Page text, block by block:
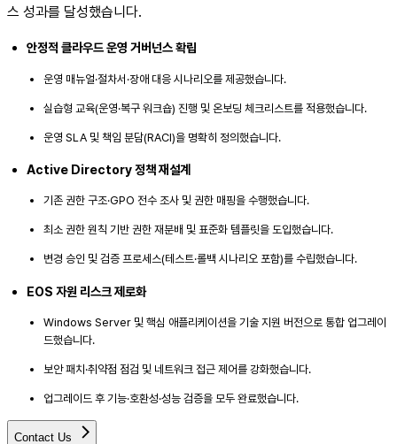
스 성과를 달성했습니다.
안정적 클라우드 운영 거버넌스 확립
운영 매뉴얼·절차서·장애 대응 시나리오를 제공했습니다.
실습형 교육(운영·복구 워크숍) 진행 및 온보딩 체크리스트를 적용했습니다.
운영 SLA 및 책임 분담(RACI)을 명확히 정의했습니다.
Active Directory 정책 재설계
기존 권한 구조·GPO 전수 조사 및 권한 매핑을 수행했습니다.
최소 권한 원칙 기반 권한 재분배 및 표준화 템플릿을 도입했습니다.
변경 승인 및 검증 프로세스(테스트·롤백 시나리오 포함)를 수립했습니다.
EOS 자원 리스크 제로화
Windows Server 및 핵심 애플리케이션을 기술 지원 버전으로 통합 업그레이
드했습니다.
보안 패치·취약점 점검 및 네트워크 접근 제어를 강화했습니다.
업그레이드 후 기능·호환성·성능 검증을 모두 완료했습니다.
Contact Us